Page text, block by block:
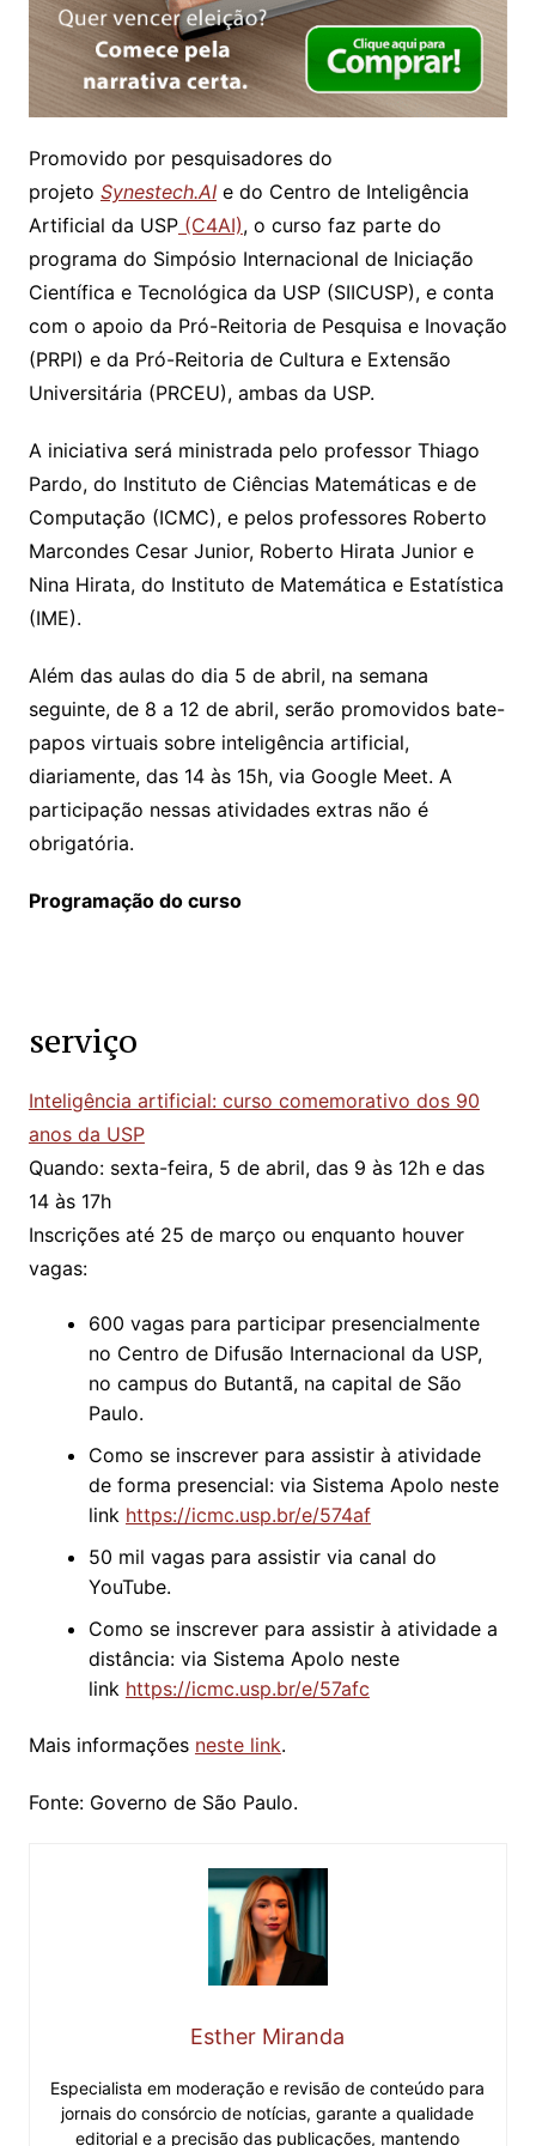
Promovido por pesquisadores do
projeto Synestech.AIe do Centro de Inteligência
Artificial da USP(C4AI), o curso faz parte do
programa do Simpósio Internacional de Iniciação
Científica e Tecnológica da USP (SIICUSP), e conta
com o apoio da Pró-Reitoria de Pesquisa e Inovação
(PRPI) e da Pró-Reitoria de Cultura e Extensão
Universitária (PRCEU), ambas da USP.
A iniciativa será ministrada pelo professor Thiago
Pardo, do Instituto de Ciências Matemáticas e de
Computação (ICMC), e pelos professores Roberto
Marcondes Cesar Junior, Roberto Hirata Junior e
Nina Hirata, do Instituto de Matemática e Estatística
(IME).
Além das aulas do dia 5 de abril, na semana
seguinte, de 8 a 12 de abril, serão promovidos bate-
papos virtuais sobre inteligência artificial,
diariamente, das 14 às 15h, via Google Meet. A
participação nessas atividades extras não é
obrigatória.
Programação do curso
serviço
Inteligência artificial: curso comemorativo dos 90
anos da USP
Quando: sexta-feira, 5 de abril, das 9 às 12h e das
14 às 17h
Inscrições até 25 de março ou enquanto houver
vagas:
600 vagas para participar presencialmente
no Centro de Difusão Internacional da USP,
no campus do Butantã, na capital de São
Paulo.
Como se inscrever para assistir à atividade
de forma presencial: via Sistema Apolo neste
link https://icmc.usp.br/e/574af
50 mil vagas para assistir via canal do
YouTube.
Como se inscrever para assistir à atividade a
distância: via Sistema Apolo neste
link https://icmc.usp.br/e/57afc
Mais informações neste link.
Fonte: Governo de São Paulo.
Esther Miranda
Especialista em moderação e revisão de conteúdo para
jornais do consórcio de notícias, garante a qualidade
editorial e a precisão das publicações, mantendo